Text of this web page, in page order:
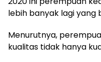
lebih banyak lagi yang
Menurutnya,
kualitas tidak hanya